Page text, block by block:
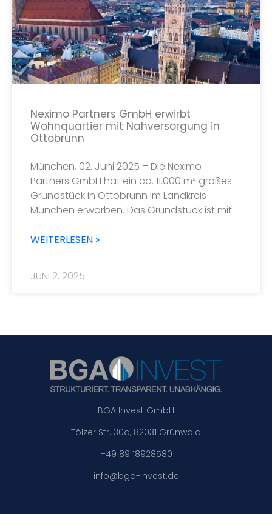
Neximo Partners GmbH erwirbt
Wohnquartier mit Nahversorgung in
Ottobrunn
München, 02. Juni 2025 – Die Neximo
Partners GmbH hat ein ca. 11.000 m² großes
Grundstück in Ottobrunn im Landkreis
München erworben. Das Grundstück ist mit
WEITERLESEN »
JUNI 2, 2025
BGA Invest GmbH
Tölzer Str. 30a, 82031 Grünwald
+49 89 18928580
info@bga-invest.de